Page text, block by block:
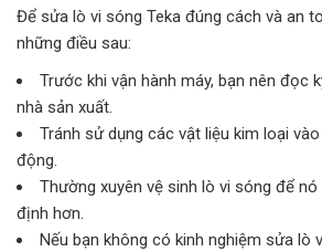
Để sửa lò vi sóng Teka đúng cách và an
những điều sau:
Trước khi vận hành máy, bạn nên đọc
nhà sản xuất.
Tránh sử dụng các vật liệu kim loại
động.
Thường xuyên vệ sinh lò vi sóng để
định hơn.
Nếu bạn không có kinh nghiệm sửa lò